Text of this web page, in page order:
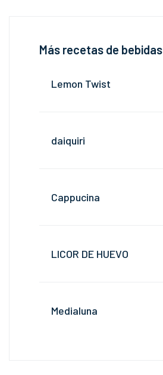
Más recetas de bebidas
Lemon Twist
daiquiri
Cappucina
LICOR DE HUEVO
Medialuna